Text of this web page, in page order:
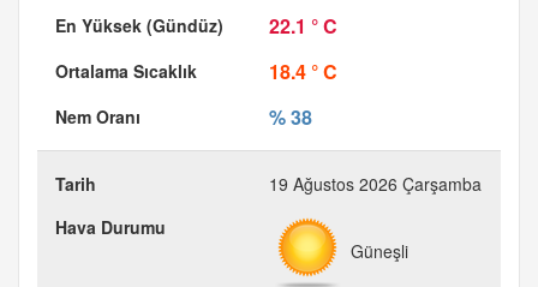
22.1 ° C
18.4 ° C
% 38
19 Ağustos 2026 Çarşamba
Güneşli